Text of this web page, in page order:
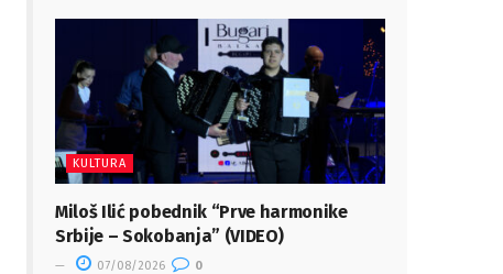
KULTURA
Miloš Ilić pobednik “Prve harmonike
Srbije – Sokobanja” (VIDEO)
07/08/2026 0